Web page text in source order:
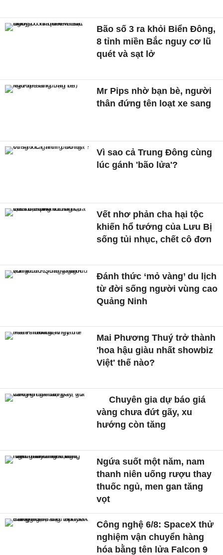
Bão số 3 ra khỏi Biển Đông,
8 tỉnh miền Bắc nguy cơ lũ
quét và sạt lở
Mr Pips nhờ bạn bè, người
thân đứng tên loạt xe sang
Vì sao cả Trung Đông cùng
lúc gánh 'bão lửa'?
Vết nhơ phản cha hại tộc
khiến hổ tướng của Lưu Bị
sống tủi nhục, chết cô đơn
Đánh thức ‘mỏ vàng’ du lịch
từ đời sống người vùng cao
Quảng Ninh
Mai Phương Thuý trở thành
'hoa hậu giàu nhất showbiz
Việt' thế nào?
Chuyên gia dự báo giá
vàng chưa đứt gãy, xu
hướng còn tăng
Ngứa suốt một năm, nam
thanh niên uống rượu thay
thuốc ngủ, men gan tăng
vọt
Công nghệ 6/8: SpaceX thử
nghiệm vận chuyển hàng
hóa bằng tên lửa Falcon 9